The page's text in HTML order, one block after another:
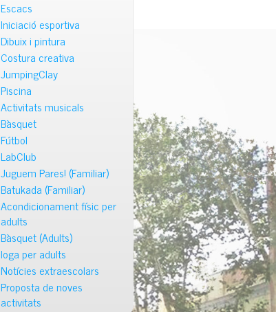
Escacs
Iniciació esportiva
Dibuix i pintura
Costura creativa
JumpingClay
Piscina
Activitats musicals
Bàsquet
Fútbol
LabClub
Juguem Pares! (Familiar)
Batukada (Familiar)
Acondicionament físic per
adults
Bàsquet (Adults)
Ioga per adults
Notícies extraescolars
Proposta de noves
activitats